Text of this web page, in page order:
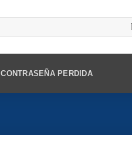
CONTRASEÑA PERDIDA